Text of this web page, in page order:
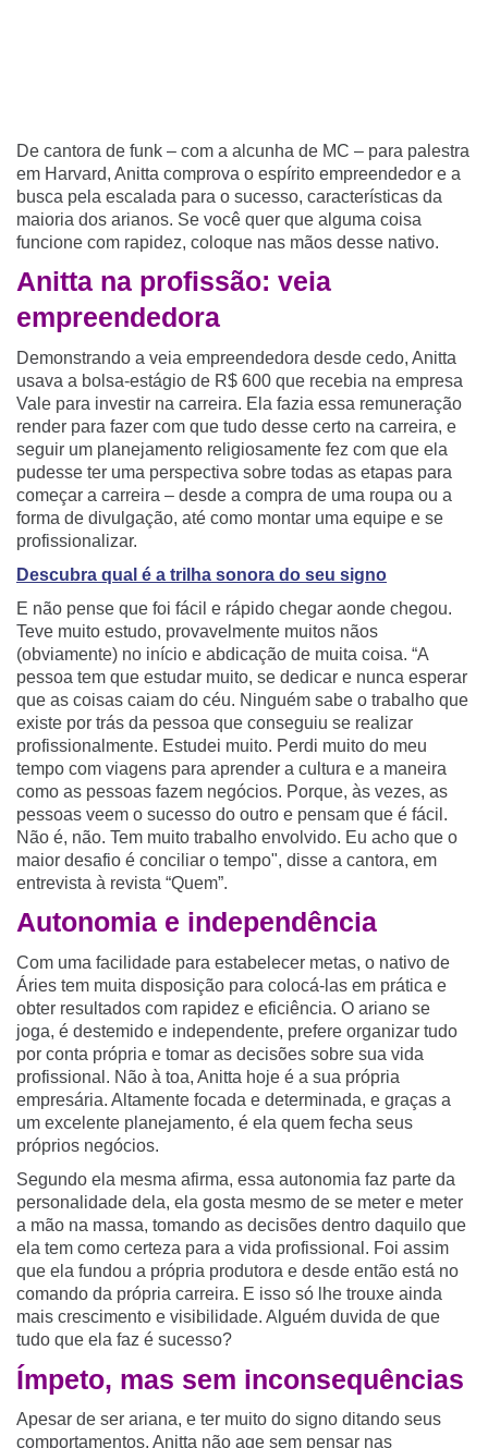
De cantora de funk – com a alcunha de MC – para palestra
em Harvard, Anitta comprova o espírito empreendedor e a
busca pela escalada para o sucesso, características da
maioria dos arianos. Se você quer que alguma coisa
funcione com rapidez, coloque nas mãos desse nativo.
Anitta na profissão: veia
empreendedora
Demonstrando a veia empreendedora desde cedo, Anitta
usava a bolsa-estágio de R$ 600 que recebia na empresa
Vale para investir na carreira. Ela fazia essa remuneração
render para fazer com que tudo desse certo na carreira, e
seguir um planejamento religiosamente fez com que ela
pudesse ter uma perspectiva sobre todas as etapas para
começar a carreira – desde a compra de uma roupa ou a
forma de divulgação, até como montar uma equipe e se
profissionalizar.
Descubra qual é a trilha sonora do seu signo
E não pense que foi fácil e rápido chegar aonde chegou.
Teve muito estudo, provavelmente muitos nãos
(obviamente) no início e abdicação de muita coisa. “A
pessoa tem que estudar muito, se dedicar e nunca esperar
que as coisas caiam do céu. Ninguém sabe o trabalho que
existe por trás da pessoa que conseguiu se realizar
profissionalmente. Estudei muito. Perdi muito do meu
tempo com viagens para aprender a cultura e a maneira
como as pessoas fazem negócios. Porque, às vezes, as
pessoas veem o sucesso do outro e pensam que é fácil.
Não é, não. Tem muito trabalho envolvido. Eu acho que o
maior desafio é conciliar o tempo", disse a cantora, em
entrevista à revista “Quem”.
Autonomia e independência
Com uma facilidade para estabelecer metas, o nativo de
Áries tem muita disposição para colocá-las em prática e
obter resultados com rapidez e eficiência. O ariano se
joga, é destemido e independente, prefere organizar tudo
por conta própria e tomar as decisões sobre sua vida
profissional. Não à toa, Anitta hoje é a sua própria
empresária. Altamente focada e determinada, e graças a
um excelente planejamento, é ela quem fecha seus
próprios negócios.
Segundo ela mesma afirma, essa autonomia faz parte da
personalidade dela, ela gosta mesmo de se meter e meter
a mão na massa, tomando as decisões dentro daquilo que
ela tem como certeza para a vida profissional. Foi assim
que ela fundou a própria produtora e desde então está no
comando da própria carreira. E isso só lhe trouxe ainda
mais crescimento e visibilidade. Alguém duvida de que
tudo que ela faz é sucesso?
Ímpeto, mas sem inconsequências
Apesar de ser ariana, e ter muito do signo ditando seus
comportamentos, Anitta não age sem pensar nas